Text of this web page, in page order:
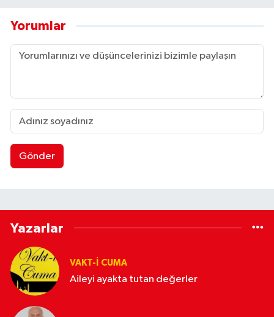
Yorumlar
Gönder
Yazarlar
VAKT-I CUMA
Aileyi ayakta tutan değerler